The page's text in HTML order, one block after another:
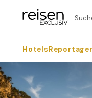
Hotels